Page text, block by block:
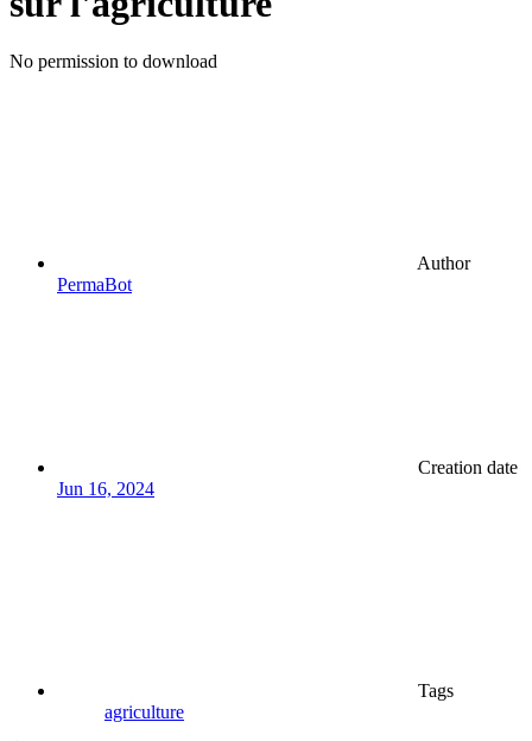
No permission to download
Author
PermaBot
Creation date
Jun 16, 2024
Tags
agriculture